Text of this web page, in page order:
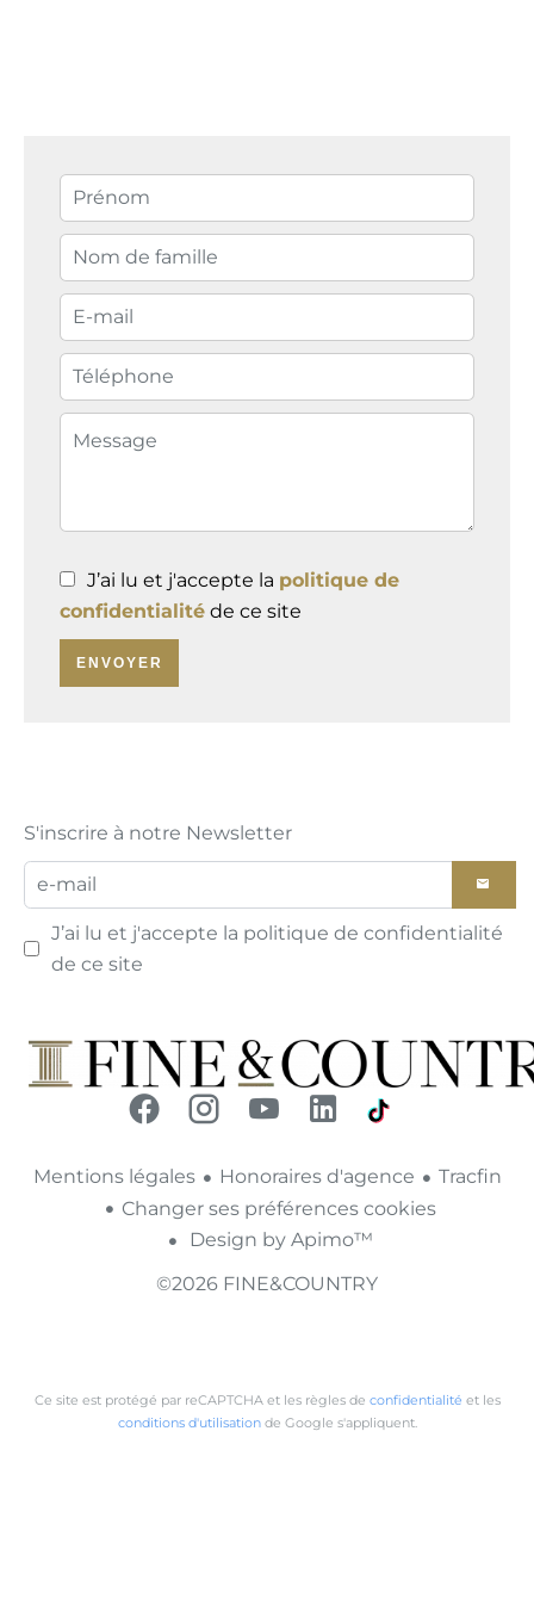
J’ai lu et j'accepte la politique de
confidentialité de ce site
ENVOYER
S'inscrire à notre Newsletter
J’ai lu et j'accepte la politique de confidentialité
de ce site
Mentions légales Honoraires d'agence
Tracfin
Changer ses préférences cookies
Design by Apimo™
©2026 FINE&COUNTRY
Ce site est protégé par reCAPTCHA et les règles de confidentialité et les
conditions d'utilisationde Google s'appliquent.